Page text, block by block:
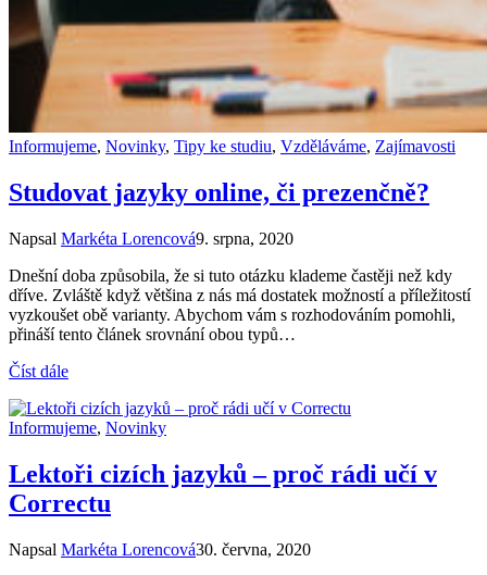
Informujeme, Novinky, Tipy ke studiu, Vzděláváme, Zajímavosti
Studovat jazyky online, či prezenčně?
Napsal Markéta Lorencová9. srpna, 2020
Dnešní doba způsobila, že si tuto otázku klademe častěji než kdy
dříve. Zvláště když většina z nás má dostatek možností a příležitostí
vyzkoušet obě varianty. Abychom vám s rozhodováním pomohli,
přináší tento článek srovnání obou typů…
Číst dále
Informujeme, Novinky
Lektoři cizích jazyků – proč rádi učí v
Correctu
Napsal Markéta Lorencová30. června, 2020